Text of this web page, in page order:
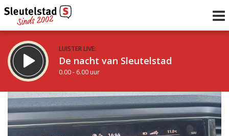
LUISTER LIVE:
De nacht van Sleutelstad
0.00 - 6.00 uur
STRAKS:
De ochtend van Sleutelstad
6.00 - 12.00 uur
Vorig uur
uur 1 van 0 Volgend uur